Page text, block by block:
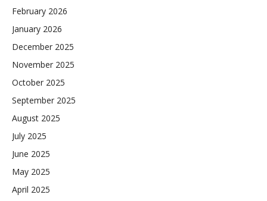
February 2026
January 2026
December 2025
November 2025
October 2025
September 2025
August 2025
July 2025
June 2025
May 2025
April 2025